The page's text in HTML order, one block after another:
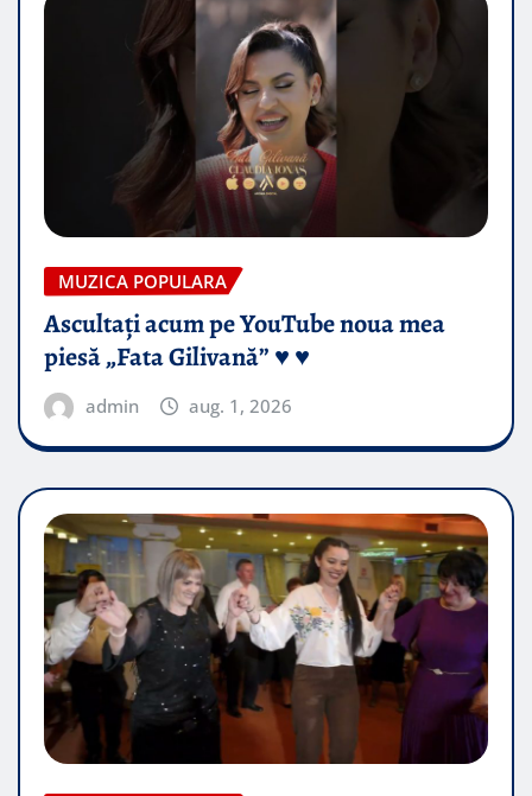
MUZICA POPULARA
Ascultați acum pe YouTube noua mea
piesă „Fata Gilivană” ♥️ ♥️
admin aug. 1, 2026